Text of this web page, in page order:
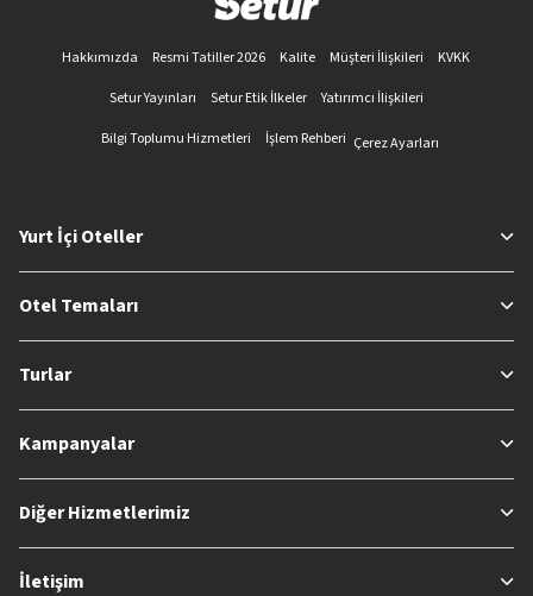
Hakkımızda Resmi Tatiller 2026 Kalite Müşteri İlişkileri
KVKK
Setur Yayınları
Setur Etik İlkeler
Yatırımcı İlişkileri
Bilgi Toplumu Hizmetleri
İşlem Rehberi Çerez Ayarları
Yurt İçi Oteller
Otel Temaları
Turlar
Kampanyalar
Diğer Hizmetlerimiz
İletişim